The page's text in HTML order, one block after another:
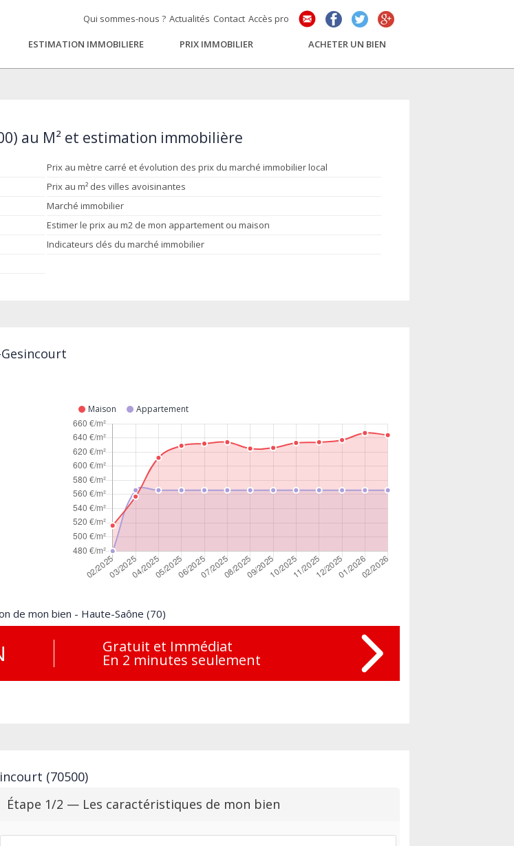
Qui sommes-nous ? Actualités Contact Accès pro
ESTIMATION IMMOBILIERE PRIX IMMOBILIER ACHETER UN BIEN
au M² et estimation immobilière
Prix au mètre carré et évolution des prix du marché immobilier local
Prix au m² des villes avoisinantes
Marché immobilier
Estimer le prix au m2 de mon appartement ou maison
Indicateurs clés du marché immobilier
Maison Appartement
de mon bien - Haute-Saône (70)
Gratuit et Immédiat
En 2 minutes seulement
(70500)
Étape 1/2 — Les caractéristiques de mon bien